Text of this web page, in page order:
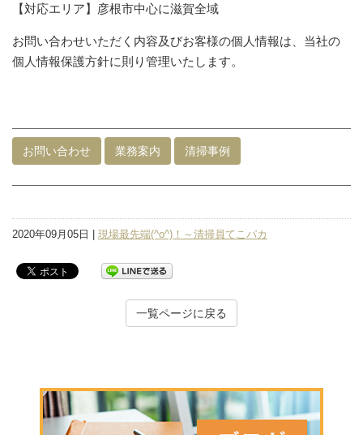
【対応エリア】彦根市中心に滋賀全域
お問い合わせいただく内容及びお客様の個人情報は、当社の
個人情報保護方針に則り管理いたします。
お問い合わせ 業務案内 清掃事例
2020年09月05日 | 現場最先端(^o^)！～清掃員てこパカ
一覧ページに戻る